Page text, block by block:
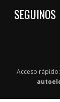
SEGUINOS
Acceso rápido: